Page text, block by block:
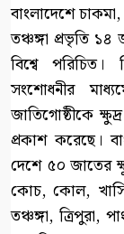
বাংলাদেশে
তঞ্চঙ্গা প্রভৃতি ১৪
বিশ্বে
সংশোধনীর
জাতিগোষ্ঠীকে
প্রকাশ করেছে।
দেশে ৫০ জাতের
কোচ, কোল,
তঞ্চঙ্গা, ত্রিপুরা,